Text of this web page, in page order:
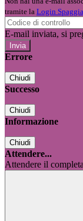
tramite la Login
E-mail inviata, si
Errore
Chiudi
Successo
Chiudi
Informazione
Chiudi
Attendere...
Attendere il